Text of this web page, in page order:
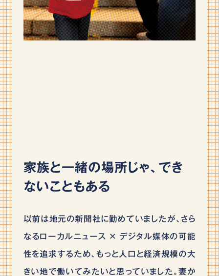
家族と一緒の場所じゃ、でき
ないこともある
以前は地元の新聞社に勤めていましたが、さら
なるローカルニュース × デジタル媒体の可能
性を追求するため、もっと人口と経済規模の大
きい地で働いてみたいと思っていました。妻か